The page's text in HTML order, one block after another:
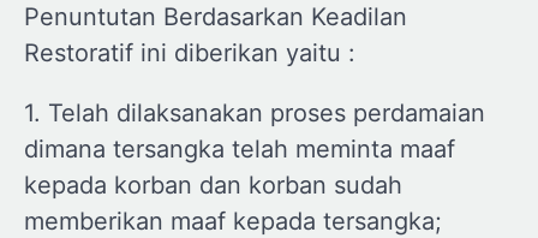
Penuntutan Berdasarkan Keadilan
Restoratif ini diberikan yaitu :
1. Telah dilaksanakan proses perdamaian
dimana tersangka telah meminta maaf
kepada korban dan korban sudah
memberikan maaf kepada tersangka;